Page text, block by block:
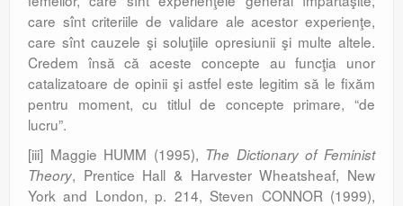
care sînt criteriile de validare ale acestor experienţe,
care sînt cauzele şi soluţiile opresiunii şi multe altele.
Credem însă că aceste concepte au funcţia unor
catalizatoare de opinii şi astfel este legitim să le fixăm
pentru moment, cu titlul de concepte primare, “de
lucru”.
[iii] Maggie HUMM (1995), The Dictionary of Feminist
Theory, Prentice Hall & Harvester Wheatsheaf, New
York and London, p. 214, Steven CONNOR (1999),